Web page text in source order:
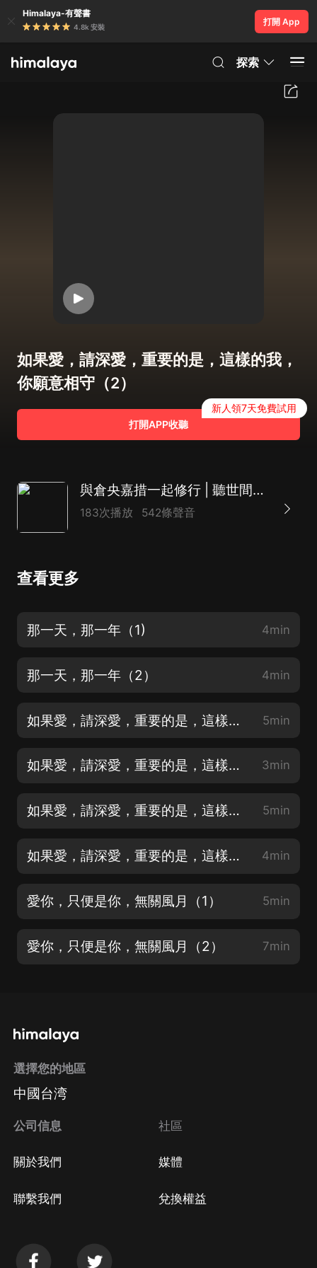
Himalaya-有聲書
4.8k 安裝
打開 App
探索
如果愛，請深愛，重要的是，這樣的我，
你願意相守（2）
打開APP收聽
新人領7天免費試用
與倉央嘉措一起修行 | 聽世間最美的情詩
183次播放 542條聲音
查看更多
那一天，那一年（1) 4min
那一天，那一年（2） 4min
如果愛，請深愛，重要的是，這樣的我，你願意相守（1） 5min
如果愛，請深愛，重要的是，這樣的我，你願意相守（2） 3min
如果愛，請深愛，重要的是，這樣的我，你願意相守（3） 5min
如果愛，請深愛，重要的是，這樣的我，你願意相守（4） 4min
愛你，只便是你，無關風月（1） 5min
愛你，只便是你，無關風月（2） 7min
選擇您的地區
中國台湾
公司信息
關於我們
聯繫我們
社區
媒體
兌換權益